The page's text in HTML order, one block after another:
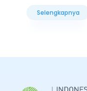
Selengkapnya